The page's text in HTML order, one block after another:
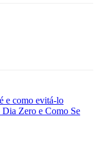
e como evitá-lo
Zero e Como Se